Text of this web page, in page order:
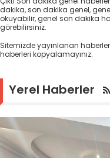
dakika, son dakika genel,
okuyabilir, genel son dakika
görebilirsiniz.
Sitemizde yayınlanan
haberleri kopyalamayınız.
Yerel Haberler